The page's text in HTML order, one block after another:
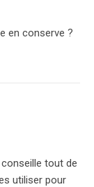
en conserve ?
tout de
utiliser pour